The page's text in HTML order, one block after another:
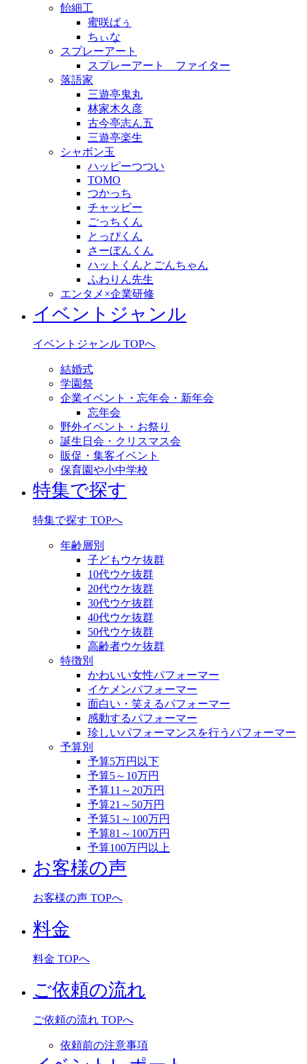
飴細工
蜜咲ばぅ
ちぃな
スプレーアート
スプレーアート ファイター
落語家
三遊亭鬼丸
林家木久彦
古今亭志ん五
三遊亭楽生
シャボン玉
ハッピーつつい
TOMO
つかっち
チャッピー
ごっちくん
とっぴくん
さーぼんくん
ハットくんとごんちゃん
ふわりん先生
エンタメ×企業研修
イベントジャンル
イベントジャンル TOPへ
結婚式
学園祭
企業イベント・忘年会・新年会
忘年会
野外イベント・お祭り
誕生日会・クリスマス会
販促・集客イベント
保育園や小中学校
特集で探す
特集で探す TOPへ
年齢層別
子どもウケ抜群
10代ウケ抜群
20代ウケ抜群
30代ウケ抜群
40代ウケ抜群
50代ウケ抜群
高齢者ウケ抜群
特徴別
かわいい女性パフォーマー
イケメンパフォーマー
面白い・笑えるパフォーマー
感動するパフォーマー
珍しいパフォーマンスを行うパフォーマー
予算別
予算5万円以下
予算5～10万円
予算11～20万円
予算21～50万円
予算51～100万円
予算81～100万円
予算100万円以上
お客様の声
お客様の声 TOPへ
料金
料金 TOPへ
ご依頼の流れ
ご依頼の流れ TOPへ
依頼前の注意事項